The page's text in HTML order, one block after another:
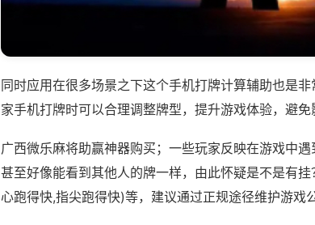
同时应用在很多场景之下这个手机打牌计算辅助也是
家手机打牌时可以合理调整牌型，提升游戏体验，避免
广西微乐麻将助赢神器购买；一些玩家反映在游戏中
甚至好像能看到其他人的牌一样，由此怀疑是不是有
心跑得快,指尖跑得快)等，建议通过正规途径维护游戏公